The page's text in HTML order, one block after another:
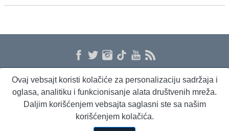
O nama Proizvodi i usluge Politika privatnosti Kontakt RSS
Dnevni evropski servis
Ovaj vebsajt koristi kolačiće za personalizaciju sadržaja i
oglasa, analitiku i funkcionisanje alata društvenih mreža.
Daljim korišćenjem vebsajta saglasni ste sa našim
korišćenjem kolačića.